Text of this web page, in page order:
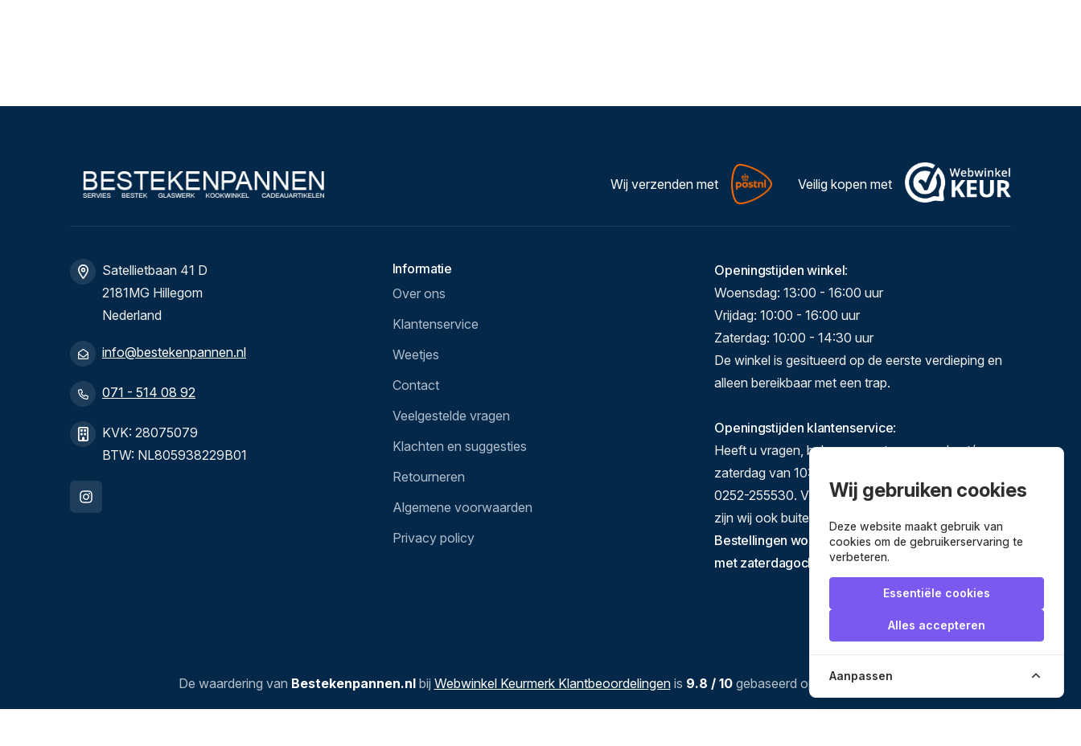
Wij verzenden met Veilig kopen met
Satellietbaan 41 D
2181MG Hillegom
Nederland
info@bestekenpannen.nl
071 - 514 08 92
KVK: 28075079
BTW: NL805938229B01
Informatie
Over ons
Klantenservice
Weetjes
Contact
Veelgestelde vragen
Klachten en suggesties
Retourneren
Algemene voorwaarden
Privacy policy
Openingstijden winkel:
Woensdag: 13:00 - 16:00 uur
Vrijdag: 10:00 - 16:00 uur
Zaterdag: 10:00 - 14:30 uur
De winkel is gesitueerd op de eerste verdieping en
alleen bereikbaar met een trap.
Openingstijden klantenservice:
Heeft u vragen, bel ons gerust op maandag t/m
zaterdag van 10:00-17:00 op 071-5140892 of
0252-255530. Via e-mail en het contactformulier
zijn wij ook buiten deze tijden te bereiken.
Bestellingen worden verstuurd van dinsdag tot en
met zaterdagochtend.
De waardering van Bestekenpannen.nlbij Webwinkel Keurmerk Klantbeoordelingenis 9.8 / 10 gebaseerd op 3634reviews.
Wij gebruiken cookies
Deze website maakt gebruik van
cookies om de gebruikerservaring te
verbeteren.
Essentiële cookies
Alles accepteren
Aanpassen